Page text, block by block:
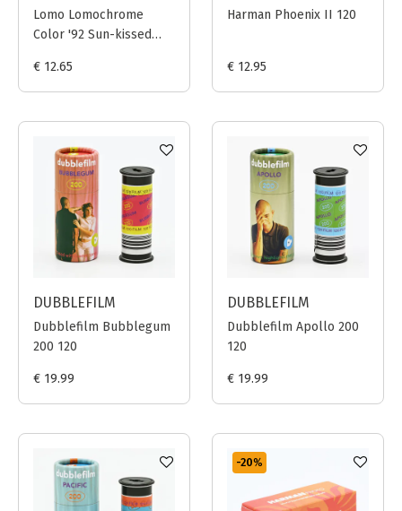
Lomo Lomochrome
Color '92 Sun-kissed
€ 12.65
Harman Phoenix II 120
€ 12.95
DUBBLEFILM
Dubblefilm Bubblegum
200 120
€ 19.99
DUBBLEFILM
Dubblefilm Apollo 200
120
€ 19.99
-20%